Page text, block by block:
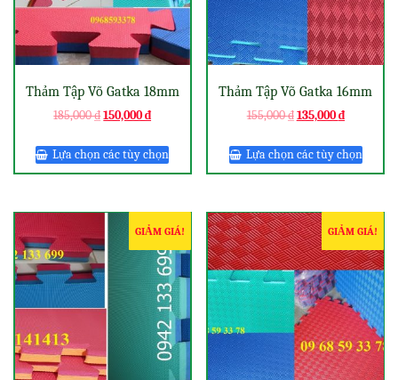
Thảm Tập Võ Gatka 18mm
185,000₫150,000₫
Lựa chọn các tùy chọn
Thảm Tập Võ Gatka 16mm
155,000₫135,000₫
Lựa chọn các tùy chọn
GIẢM GIÁ! GIẢM GIÁ!